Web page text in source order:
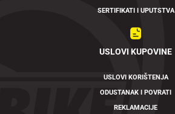
SERTIFIKATI I UPUTSTVA
USLOVI KUPOVINE
USLOVI KORIŠTENJA
ODUSTANAK I POVRATI
REKLAMACIJE